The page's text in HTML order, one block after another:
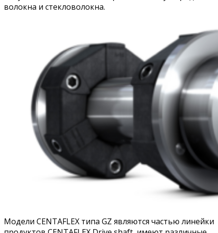
волокна и стекловолокна.
Модели CENTAFLEX типа GZ являются частью линейки